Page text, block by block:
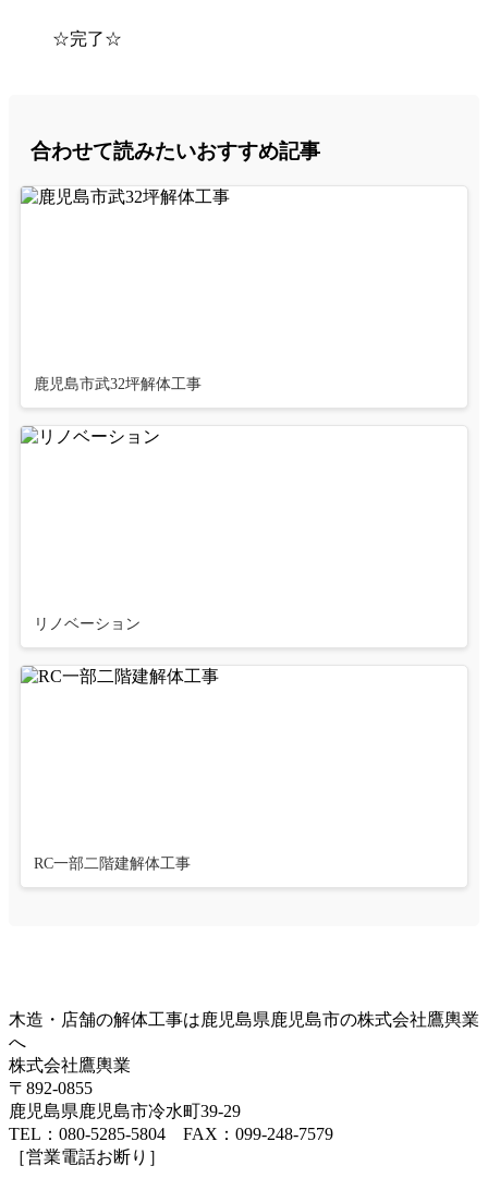
☆完了☆
合わせて読みたいおすすめ記事
鹿児島市武32坪解体工事
リノベーション
RC一部二階建解体工事
木造・店舗の解体工事は鹿児島県鹿児島市の株式会社鷹輿業
へ
株式会社鷹輿業
〒892-0855
鹿児島県鹿児島市冷水町39-29
TEL：080-5285-5804 FAX：099-248-7579
［営業電話お断り］